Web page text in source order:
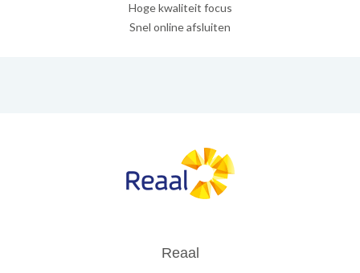
Hoge kwaliteit focus
Snel online afsluiten
Reaal